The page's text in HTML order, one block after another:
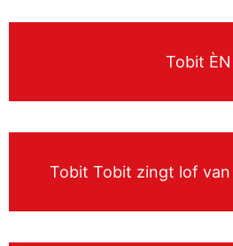
Tobit ÈN
Tobit Tobit zingt lof van